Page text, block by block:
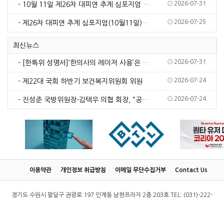
- 10월 11일 제26차 대피연 추계 심포지엄 주제: 피부 재생의 새로운 시대, 그 중심에 … 2026-07-31
- 제26차 대피연 추계 심포지엄(10월11일) 주제 공모(7월30일 마감) 2026-07-25
최신뉴스
- [한특위 성명서]‘한의사의 레이저 사용’은 국민건강 안전을 위해 근절되어야 한다 2026-07-31
- 제22대 국회 하반기 보건복지위원회 위원 2026-07-24
- 진성준 국방위원장-김택우 의협 회장, “공보의 복무 단축 추진” 공감대 2026-07-24
이용약관 개인정보 취급방침 이메일 무단수집거부 Contact Us
경기도 수원시 팔달구 권광로 197 인계동 남현프라자 2층 203호 TEL: (031)-222-